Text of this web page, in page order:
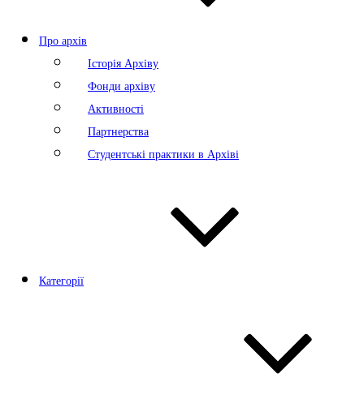
Про архів
Історія Архіву
Фонди архіву
Активності
Партнерства
Студентські практики в Архіві
Категорії